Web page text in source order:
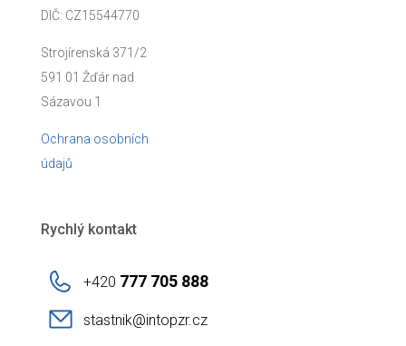
DIČ: CZ15544770
Strojírenská 371/2
591 01 Žďár nad
Sázavou 1
Ochrana osobních
údajů
Rychlý kontakt
+420 777 705 888
stastnik@intopzr.cz